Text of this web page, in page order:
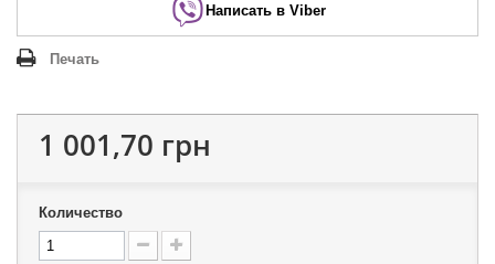
Написать в Viber
Печать
1 001,70 грн
Количество